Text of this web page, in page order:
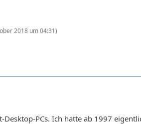
2018 um 04:31)
Desktop-PCs. Ich hatte ab 1997